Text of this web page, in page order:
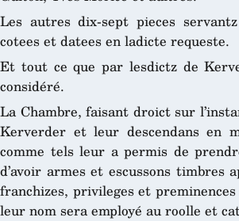
Les autres dix-sept pieces
cotees et datees en ladicte requeste.
Et tout ce que par lesdictz de
considéré.
La Chambre, faisant droict sur
Kerverder et leur descendans en
comme tels leur a permis de
d’avoir armes et escussons
franchizes, privileges et
leur nom sera employé au roolle et